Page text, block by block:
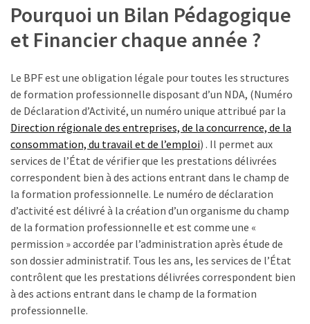
changer
dans
des
formations
par
les
OPCO
Passeport
compétences
CV
certifié
qui
change
Pourquoi un Bilan Pédagogique
et Financier chaque année ?
Le BPF est une obligation légale pour toutes les structures
de formation professionnelle disposant d’un NDA, (Numéro
de Déclaration d’Activité, un numéro unique attribué par la
Direction régionale des entreprises, de la concurrence, de la
consommation, du travail et de l’emploi) . Il permet aux
services de l’État de vérifier que les prestations délivrées
correspondent bien à des actions entrant dans le champ de
la formation professionnelle. Le numéro de déclaration
d’activité est délivré à la création d’un organisme du champ
de la formation professionnelle et est comme une «
permission » accordée par l’administration après étude de
son dossier administratif. Tous les ans, les services de l’État
contrôlent que les prestations délivrées correspondent bien
à des actions entrant dans le champ de la formation
professionnelle.